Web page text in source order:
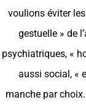
voulions éviter
gestuelle » de
psychiatriques, «
aussi social, «
manche par